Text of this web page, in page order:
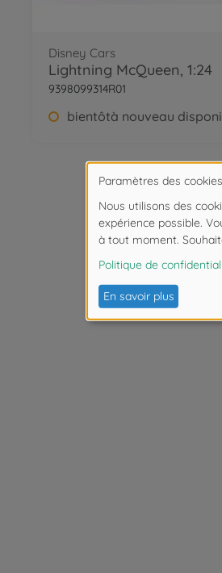
Disney Cars
Lightning McQueen, 1:24
9398099314R01